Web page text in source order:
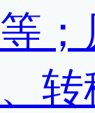
；